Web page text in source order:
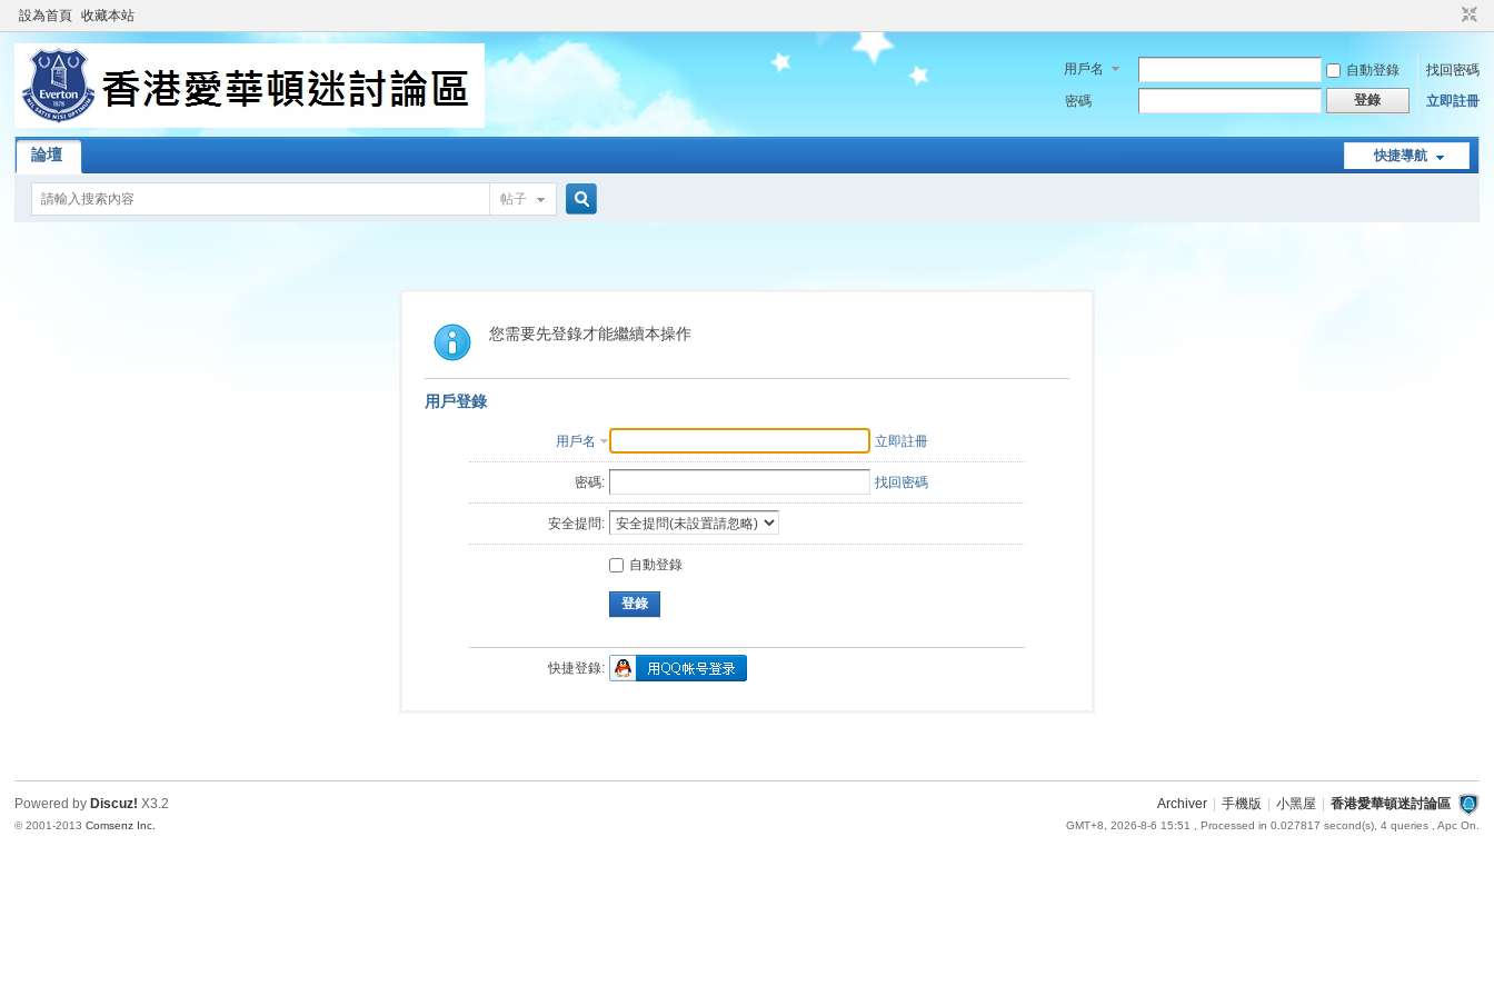
設為首頁 收藏本站
用戶名 自動登錄
找回密碼
密碼
登錄 立即註冊
快捷導航
論壇
帖子
索
您需要先登錄才能繼續本操作
用戶登錄
用戶名 立即註冊
密碼: 找回密碼
安全提問:
自動登錄
登錄
快捷登錄:
Archiver 手機版 小黑屋 香港愛華頓迷討論區
GMT+8, 2026-8-6 15:51 , Processed in 0.027817 second(s), 4 queries , Apc On.
Powered by Discuz! X3.2
© 2001-2013Comsenz Inc.